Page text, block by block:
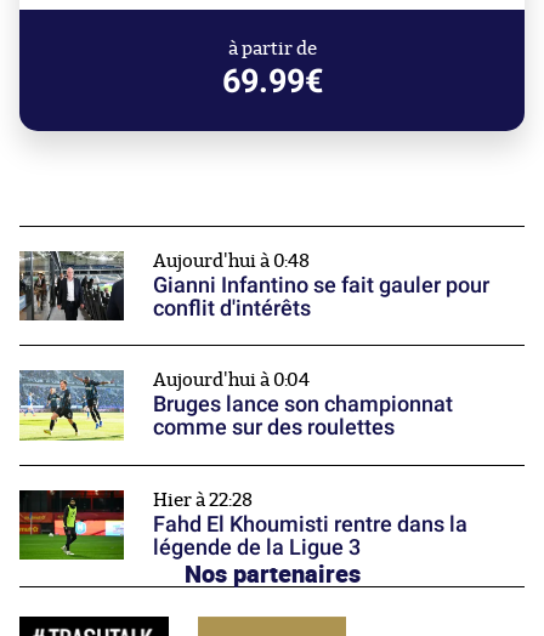
à partir de
69.99€
Aujourd'hui à 0:48
Gianni Infantino se fait gauler pour
conflit d'intérêts
Aujourd'hui à 0:04
Bruges lance son championnat
comme sur des roulettes
Hier à 22:28
Fahd El Khoumisti rentre dans la
légende de la Ligue 3
Nos partenaires